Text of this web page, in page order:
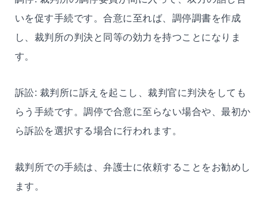
いを促す手続です。合意に至れば、調停調書を作成
し、裁判所の判決と同等の効力を持つことになりま
す。
訴訟: 裁判所に訴えを起こし、裁判官に判決をしても
らう手続です。調停で合意に至らない場合や、最初か
ら訴訟を選択する場合に行われます。
裁判所での手続は、弁護士に依頼することをお勧めし
ます。